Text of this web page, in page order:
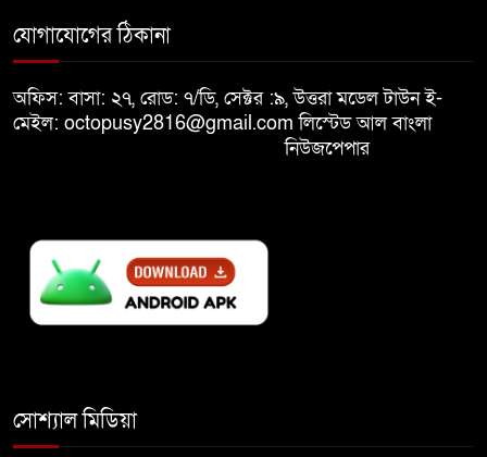
বিজয় দিবসে দীঘিনালায় জামায়াতে
ইসলামীর বর্ণাঢ্য র‍্যালি
যোগাযোগের ঠিকানা
অফিস: বাসা: ২৭, রোড: ৭/ডি, সেক্টর :৯, উত্তরা মডেল টাউন ই-
মেইল: octopusy2816@gmail.comলিস্টেড আল বাংলা
নিউজপেপার
সোশ্যাল মিডিয়া